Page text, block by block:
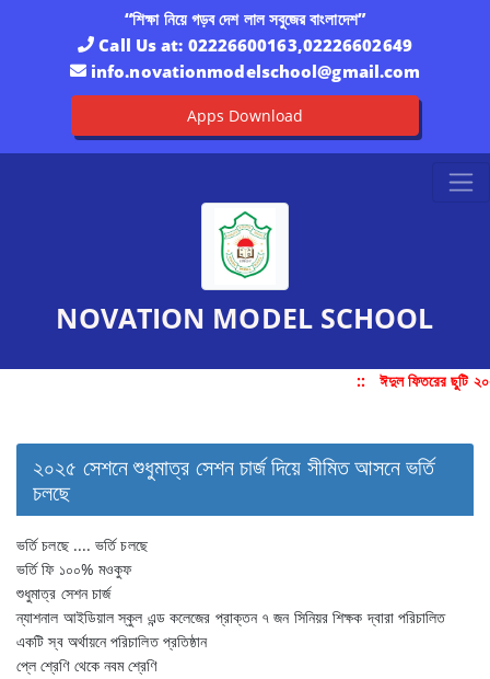
“শিক্ষা নিয়ে গড়ব দেশ লাল সবুজের বাংলাদেশ”
Call Us at: 02226600163,02226602649
info.novationmodelschool@gmail.com
Apps Download
NOVATION MODEL SCHOOL
:: ঈদুল ফিতরের ছুটি
২০২৫ সেশনে শুধুমাত্র সেশন চার্জ দিয়ে সীমিত আসনে ভর্তি
চলছে
ভর্তি চলছে .... ভর্তি চলছে
ভর্তি ফি ১০০% মওকুফ
শুধুমাত্র সেশন চার্জ
ন্যাশনাল আইডিয়াল স্কুল এন্ড কলেজের প্রাক্তন ৭ জন সিনিয়র শিক্ষক দ্বারা পরিচালিত
একটি স্ব অর্থায়নে পরিচালিত প্রতিষ্ঠান
প্লে শ্রেণি থেকে নবম শ্রেণি